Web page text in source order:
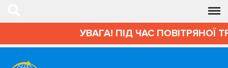
УВАГА! ПІД ЧАС ПОВІТРЯНОЇ